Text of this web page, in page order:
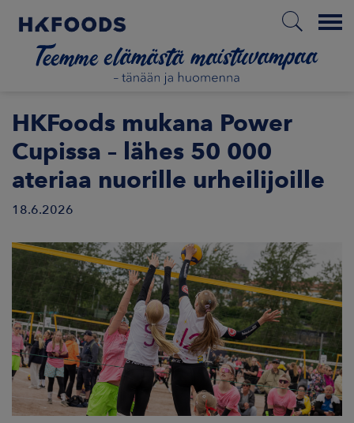
Menu
ETUSIVU
HKFoods mukana Power
Cupissa – lähes 50 000
ateriaa nuorille urheilijoille
18.6.2026